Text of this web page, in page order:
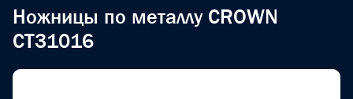
Ножницы по металлу CROWN
CT31016